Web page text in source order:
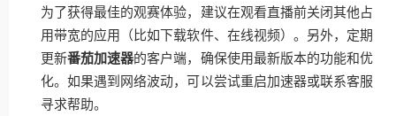
为了获得最佳的观赛体验，建议在观看直播前关闭其他占
用带宽的应用（比如下载软件、在线视频）。另外，定期
更新番茄加速器的客户端，确保使用最新版本的功能和优
化。如果遇到网络波动，可以尝试重启加速器或联系客服
寻求帮助。